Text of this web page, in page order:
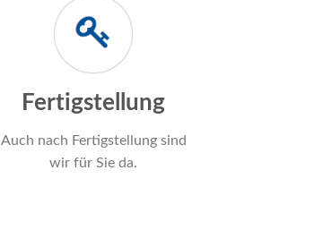
Fertigstellung
Auch nach Fertigstellung sind
wir für Sie da.